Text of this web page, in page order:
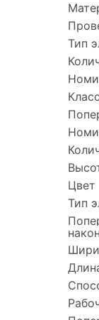
Тип
Цвет
Тип